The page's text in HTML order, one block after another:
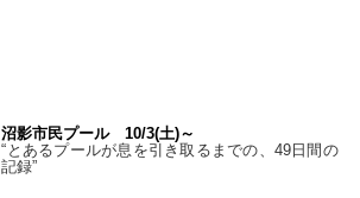
沼影市民プール 10/3(土)～
“とあるプールが息を引き取るまでの、49日間の
記録”